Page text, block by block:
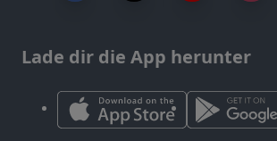
Lade dir die App herunter